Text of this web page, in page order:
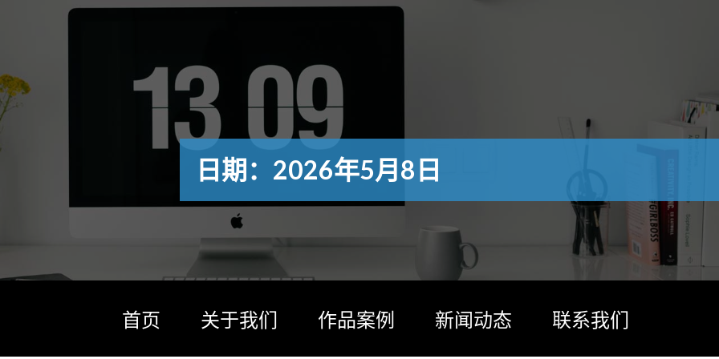
日期：2026年5月8日
首页 关于我们 作品案例 新闻动态 联系我们